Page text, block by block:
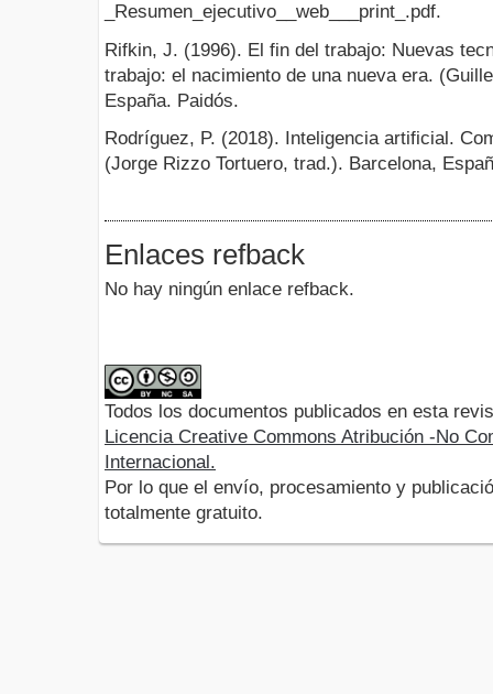
_Resumen_ejecutivo__web___print_.pdf.
Rifkin, J. (1996). El fin del trabajo: Nuevas
trabajo: el nacimiento de una nueva era.
España. Paidós.
Rodríguez, P. (2018). Inteligencia artificial.
(Jorge Rizzo Tortuero, trad.). Barcelona,
Enlaces refback
No hay ningún enlace refback.
Todos los documentos publicados en esta
Licencia Creative Commons Atribución -No
Internacional.
Por lo que el envío, procesamiento y
totalmente gratuito.